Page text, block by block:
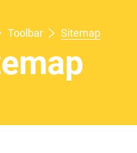
Toolbar Sitemap